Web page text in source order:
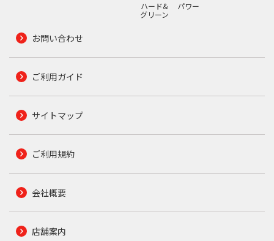
ハード&
グリーン
パワー
お問い合わせ
ご利用ガイド
サイトマップ
ご利用規約
会社概要
店舗案内